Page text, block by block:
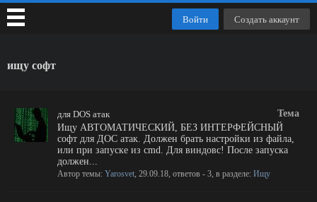
ищу софт
Тема
для DOS атак
Ищу АВТОМАТИЧЕСКИЙ, БЕЗ ИНТЕРФЕЙСНЫЙ
софт для ДОС атак. Должен брать настройки из файла,
или при запуске из cmd. Для виндовс! После запуска
должен...
Автор темы: Yarosvet, 29.09.18, ответов - 3, в разделе: Ищу
Войти Создать аккаунт